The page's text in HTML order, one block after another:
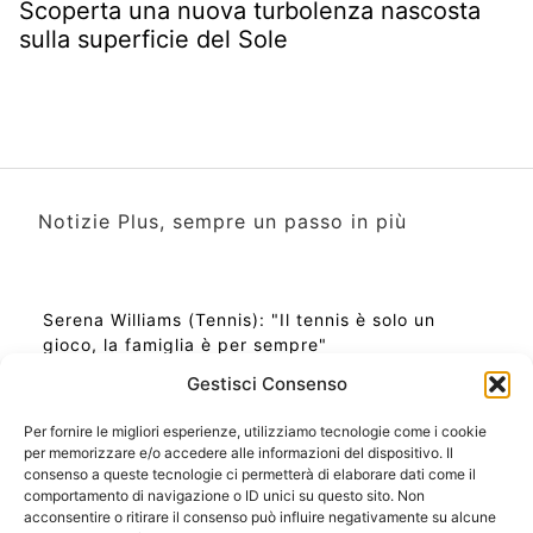
Gestisci Consenso
Per fornire le migliori esperienze, utilizziamo tecnologie come i cookie
per memorizzare e/o accedere alle informazioni del dispositivo. Il
consenso a queste tecnologie ci permetterà di elaborare dati come il
comportamento di navigazione o ID unici su questo sito. Non
acconsentire o ritirare il consenso può influire negativamente su alcune
Scoperta una nuova turbolenza nascosta
sulla superficie del Sole
Notizie Plus, sempre un passo in più
Serena Williams (Tennis): "Il tennis è solo un
gioco, la famiglia è per sempre"
Ora Esatta in Italia in questo momento
Ti Senti Strano Ultimamente? Potrebbe Essere per
la Risonanza di Schumann